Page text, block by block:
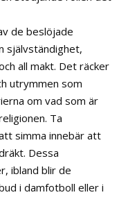
de beslöjade
självständighet,
all makt. Det räcker
utrymmen som
om vad som är
Ta
simma innebär att
Dessa
ibland blir de
i damfotboll eller i